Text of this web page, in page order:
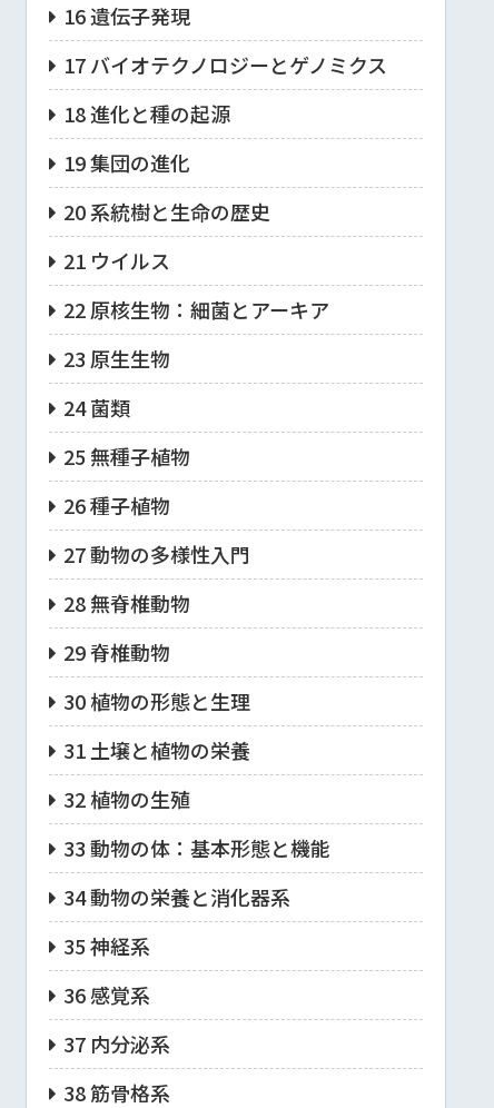
16 遺伝子発現
17 バイオテクノロジーとゲノミクス
18 進化と種の起源
19 集団の進化
20 系統樹と生命の歴史
21 ウイルス
22 原核生物：細菌とアーキア
23 原生生物
24 菌類
25 無種子植物
26 種子植物
27 動物の多様性入門
28 無脊椎動物
29 脊椎動物
30 植物の形態と生理
31 土壌と植物の栄養
32 植物の生殖
33 動物の体：基本形態と機能
34 動物の栄養と消化器系
35 神経系
36 感覚系
37 内分泌系
38 筋骨格系